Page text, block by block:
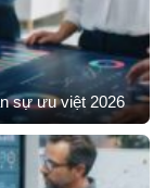
sự ưu việt 2026